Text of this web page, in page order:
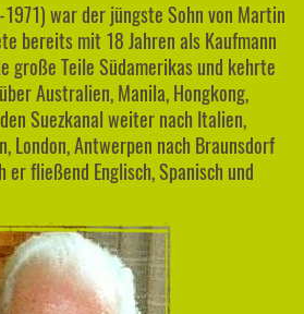
war der jüngste Sohn von Martin
bereits mit 18 Jahren als Kaufmann
große Teile Südamerikas und kehrte
Australien, Manila, Hongkong,
Suezkanal weiter nach Italien,
London, Antwerpen nach Braunsdorf
er fließend Englisch, Spanisch und